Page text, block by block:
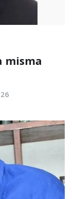
misma